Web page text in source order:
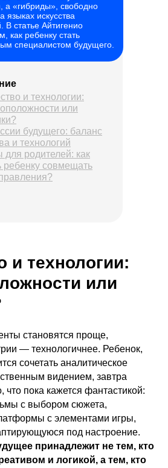
а «гибриды», свободно
языках искусства
В статье Айтигенио
как ребенку стать
специалистом будущего.
и технологии:
или
будущего: баланс
и технологий
для родителей: как
ребенку совмещать
и технологии:
или
становятся проще,
— технологичнее. Ребенок,
сочетать аналитическое
видением, завтра
что пока кажется фантастикой:
с выбором сюжета,
с элементами игры,
под настроение.
принадлежит не тем, кто
и логикой, а тем, кто